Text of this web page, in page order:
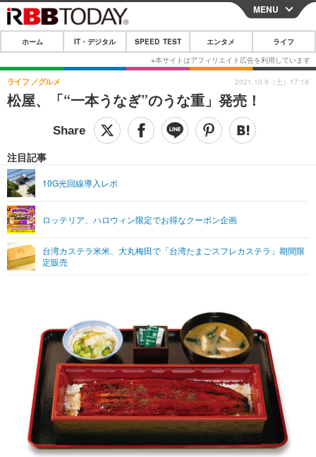
CLOSE
ホーム
IT・デジタル
IT・デジタルTOP スマートフォン
ネタ ガジェット・ツール
SPEED TEST
エンタメ
音楽 スポーツ
グラビア ブログ
ライフ
ペット ショッピング
その他
リリース一覧
プッシュ通知の停止方法
MENU
ホーム IT・デジタル SPEED TEST エンタメ ライフ
松屋、「“一本うなぎ”のうな重」発売！
ライフ グルメ
注目記事
10G光回線導入レポ
ロッテリア、ハロウィン限定でお得なクーポン企画
台湾カステラ米米、大丸梅田で「台湾たまごスフレカステラ」期間限
定販売
2021.10.9（土）17:18